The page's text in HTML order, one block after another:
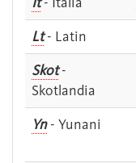
Lt- Latin
Skot-
Skotlandia
Yn- Yunani